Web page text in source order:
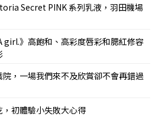
Secret PINK 系列乳液，羽田機場
girl.》高飽和、高彩度唇彩和腮紅修容
，一場我們來不及欣賞卻不會再錯過
初體驗小失敗大心得